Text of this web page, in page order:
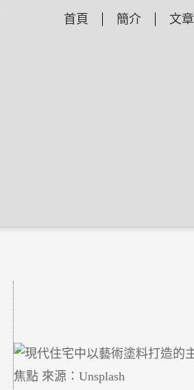
首頁 簡介 文章